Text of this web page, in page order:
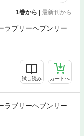
1巻から | 最新刊から
ラブリーヘブンリー
試し読み カートへ
ラブリーヘブンリー